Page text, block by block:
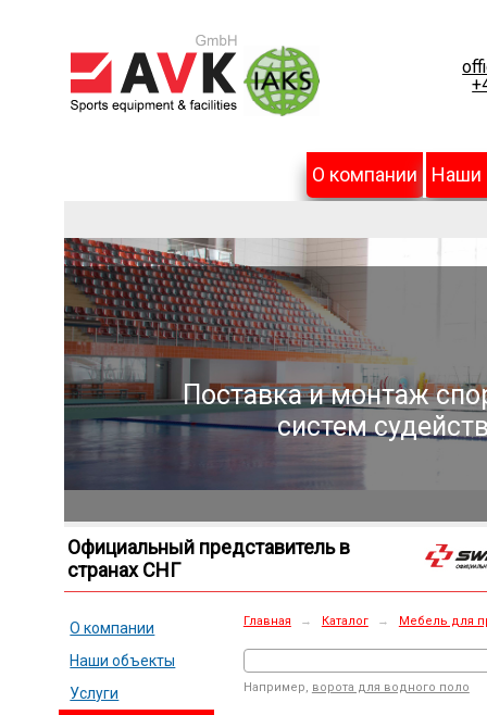
О компании Наши
Поставка и монтаж
систем
Официальный представитель в
странах СНГ
О компании
Наши объекты
Услуги
Главная → Каталог → Мебель для
Например, ворота для водного поло